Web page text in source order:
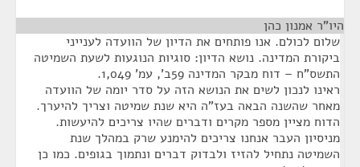
היו"ר אמנון כהן
שלום לכולם. אנו פותחים את הדיון של הוועדה לענייני
ביקורת המדינה. נושא הדיון: סוגיות הנוגעות לשעת השמיטה
התשס"ח – דוח מבקר המדינה 59ב', עמ' 1,049.
ראינו לנכון לשים את הנושא הזה על סדר יומה של הוועדה
מאחר שהשנה הבאה בעז"ה היא שנת שמיטה וצריך להיערך.
הדוח מציין מספר מקרים ודברים שהיו צריכים להיעשות.
מניסיון העבר אנחנו צריכים להימנע שרק במהלך שנת
השמיטה נתחיל להזיז ולבדוק דברים ונתמוך בגופים. כמו כן